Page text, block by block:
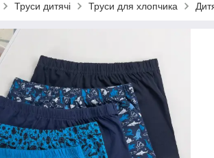
Труси дитячі Труси для хлопчика